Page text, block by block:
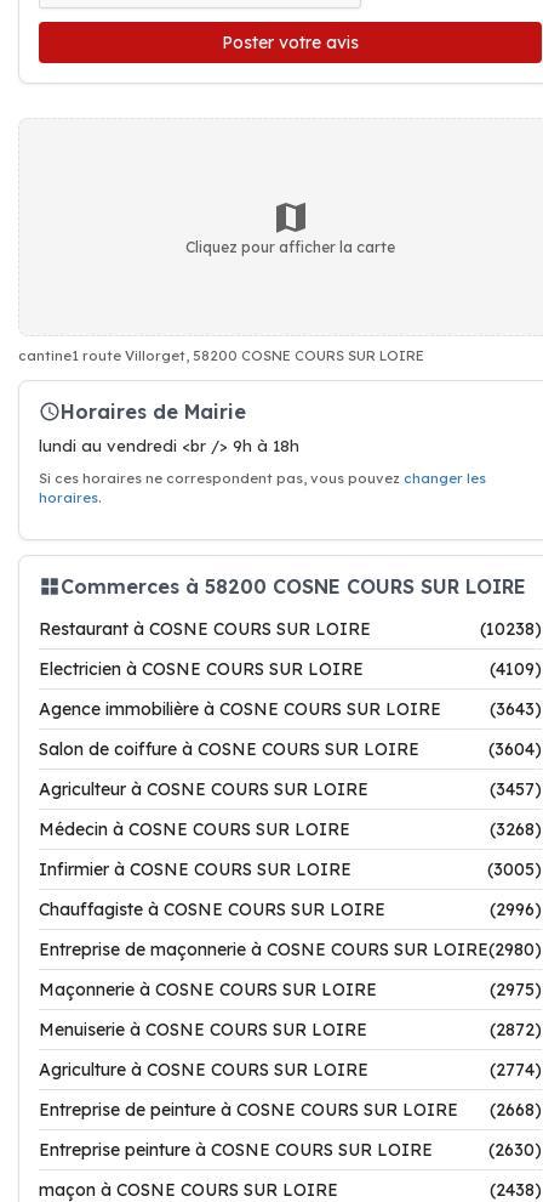
Poster votre avis
Cliquez pour afficher la carte
cantine1 route Villorget, 58200 COSNE COURS SUR LOIRE
Horaires de Mairie
lundi au vendredi <br /> 9h à 18h
Si ces horaires ne correspondent pas, vous pouvez changer les
horaires.
Commerces à 58200 COSNE COURS SUR LOIRE
Restaurant à COSNE COURS SUR LOIRE
(10238)
Electricien à COSNE COURS SUR LOIRE
(4109)
Agence immobilière à COSNE COURS SUR LOIRE
(3643)
Salon de coiffure à COSNE COURS SUR LOIRE
(3604)
Agriculteur à COSNE COURS SUR LOIRE
(3457)
Médecin à COSNE COURS SUR LOIRE
(3268)
Infirmier à COSNE COURS SUR LOIRE
(3005)
Chauffagiste à COSNE COURS SUR LOIRE
(2996)
Entreprise de maçonnerie à COSNE COURS SUR LOIRE(2980)
Maçonnerie à COSNE COURS SUR LOIRE
(2975)
Menuiserie à COSNE COURS SUR LOIRE
(2872)
Agriculture à COSNE COURS SUR LOIRE
(2774)
Entreprise de peinture à COSNE COURS SUR LOIRE
(2668)
Entreprise peinture à COSNE COURS SUR LOIRE
(2630)
maçon à COSNE COURS SUR LOIRE
(2438)